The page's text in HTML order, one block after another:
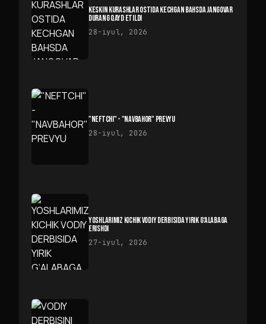
KESKIN KURASHLAR OSTIDA KECHGAN BAHSDA JANGOVAR
DURANG QAYD ETILDI
28-iyul, 2026
"NEFTCHI" - "NAVBAHOR" PREVYU
28-iyul, 2026
YOSHLARIMIZ KICHIK VODIY DERBISIDA YIRIK G‘ALABAGA
ERISHDI
27-iyul, 2026